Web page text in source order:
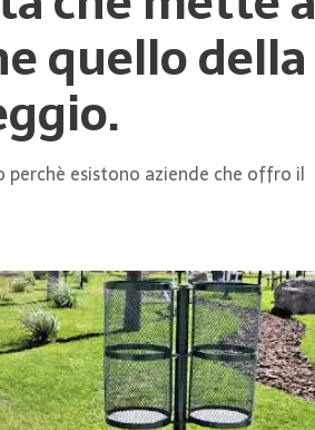
quello della
esistono aziende che offro il